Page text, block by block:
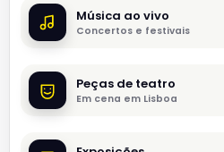
Música ao vivo
Concertos e festivais
Peças de teatro
Em cena em Lisboa